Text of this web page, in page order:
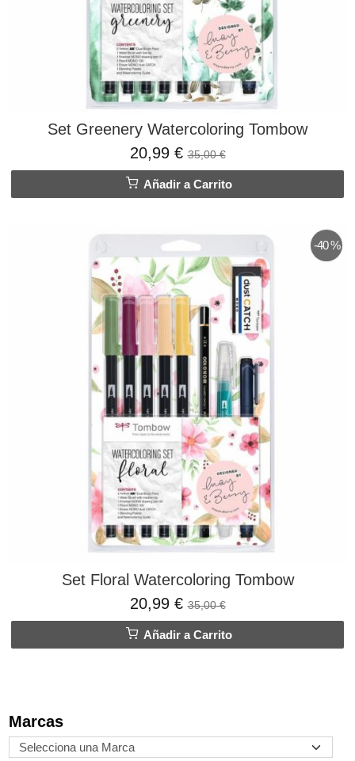
Marcas
Set Greenery Watercoloring Tombow
20,99 €35,00 €
Añadir a Carrito
-40 %
Set Floral Watercoloring Tombow
20,99 €35,00 €
Añadir a Carrito